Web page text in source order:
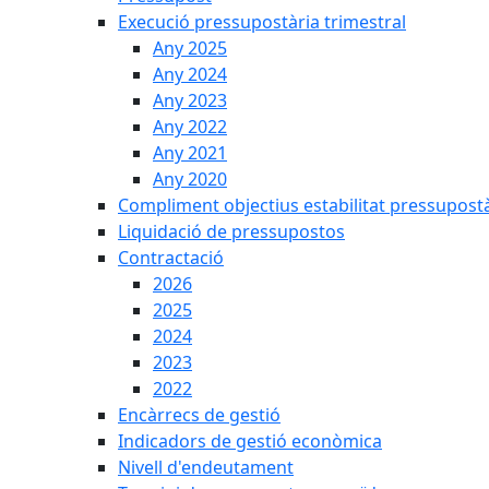
Execució pressupostària trimestral
Any 2025
Any 2024
Any 2023
Any 2022
Any 2021
Any 2020
Compliment objectius estabilitat
Liquidació de pressupostos
Contractació
2026
2025
2024
2023
2022
Encàrrecs de gestió
Indicadors de gestió econòmica
Nivell d'endeutament